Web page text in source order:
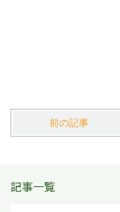
前の記事
記事一覧